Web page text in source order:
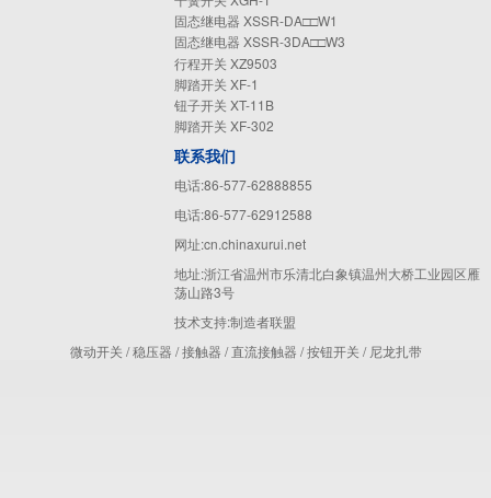
固态继电器 XSSR-DA□□W1
固态继电器 XSSR-3DA□□W3
行程开关 XZ9503
脚踏开关 XF-1
钮子开关 XT-11B
脚踏开关 XF-302
联系我们
电话:86-577-62888855
电话:86-577-62912588
网址:cn.chinaxurui.net
地址:浙江省温州市乐清北白象镇温州大桥工业园区雁
荡山路3号
技术支持:制造者联盟
微动开关 /稳压器 /接触器 /直流接触器 /按钮开关 / 尼龙扎带